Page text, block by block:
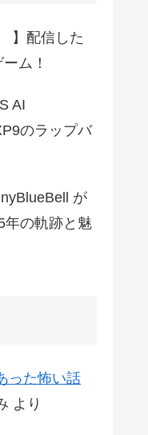
】配信した
ム！
AI
のラップバ
が
年の軌跡と魅
った怖い話
より